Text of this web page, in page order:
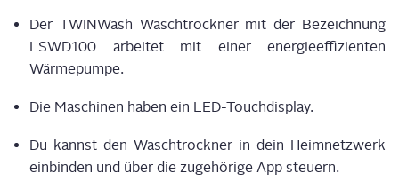
Der TWIN­Wa­sh Wasch­trock­ner mit der Bezeich­nung
LSWD100 arbei­tet mit einer ener­gie­ef­fi­zi­en­ten
Wärmepumpe.
Die Maschi­nen haben ein LED-Touchdisplay.
Du kannst den Wasch­trock­ner in dein Heim­netz­werk
ein­bin­den und über die zuge­hö­ri­ge App steuern.